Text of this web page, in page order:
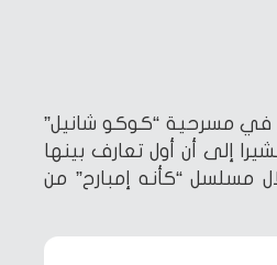
في مسرحية “كوكو شانيل”
إلى أن أول تعارف بينها
مسلسل “كأنه إمبارح” من